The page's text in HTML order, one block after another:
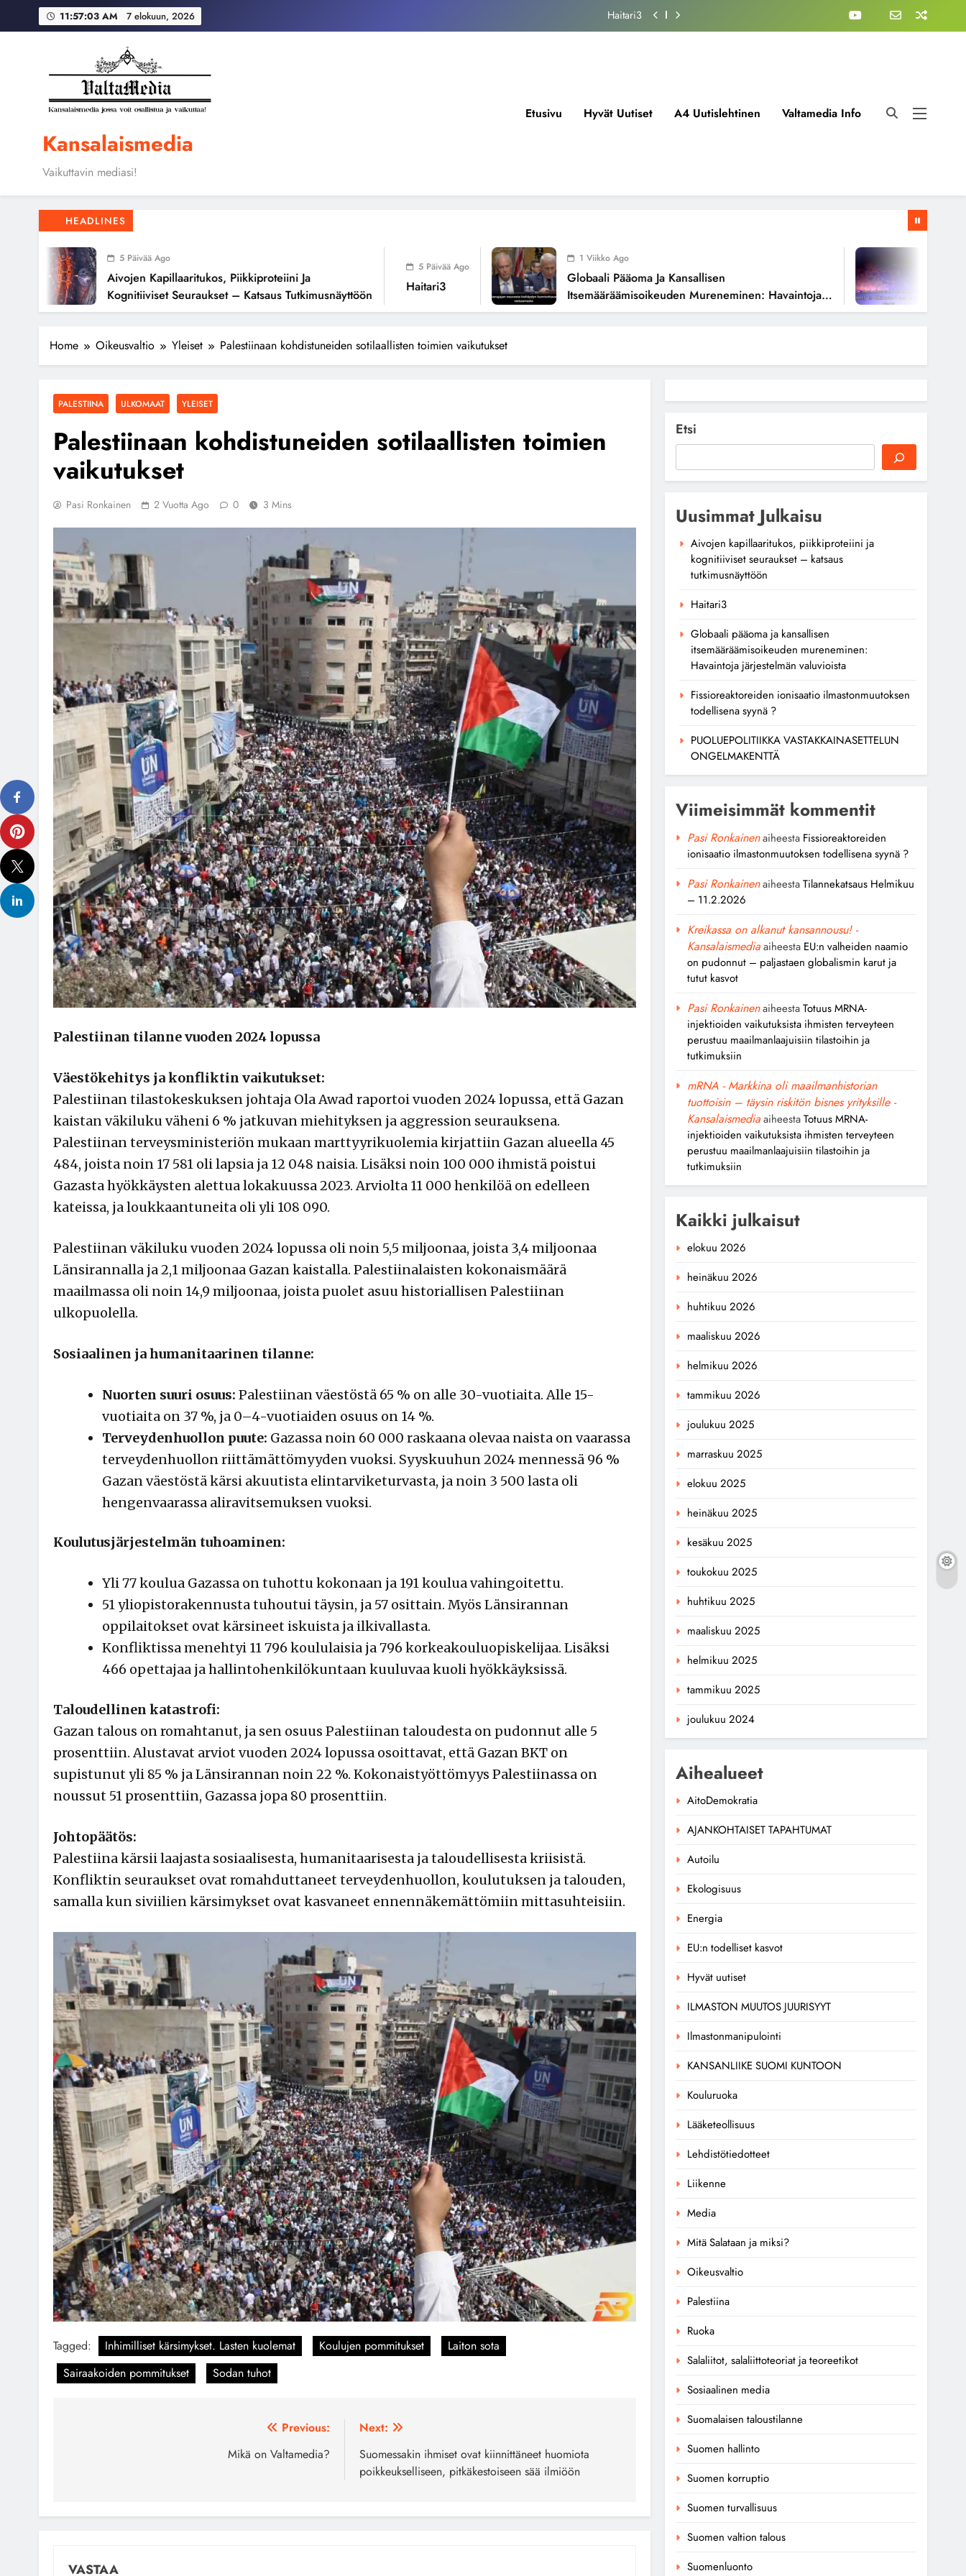
11:57:04 AM 7 elokuun, 2026 Globaali pääoma ja kansallisen itsemääräämisoikeuden mureneminen: Havaintoja järjestelmän
Haitari3
Kansalaismedia
Vaikuttavin mediasi!
Etusivu Hyvät Uutiset A4 Uutislehtinen Valtamedia Info
HEADLINES
5 Päivää Ago
Aivojen Kapillaaritukos, Piikkiproteiini Ja
Kognitiiviset Seuraukset – Katsaus Tutkimusnäyttöön
5 Päivää Ago
Haitari3
1 Viikko Ago
Globaali Pääoma Ja Kansallisen
Itsemääräämisoikeuden Mureneminen: Havaintoja
Järjestelmän Valuvioista
Todellisena
Home Oikeusvaltio Yleiset Palestiinaan kohdistuneiden sotilaallisten toimien vaikutukset
PALESTIINA ULKOMAAT YLEISET
Palestiinaan kohdistuneiden sotilaallisten toimien
vaikutukset
Pasi Ronkainen 2 Vuotta Ago 0 3 Mins
Palestiinan tilanne vuoden 2024 lopussa
Väestökehitys ja konfliktin vaikutukset:
Palestiinan tilastokeskuksen johtaja Ola Awad raportoi vuoden 2024 lopussa, että Gazan
kaistan väkiluku väheni 6 % jatkuvan miehityksen ja aggression seurauksena.
Palestiinan terveysministeriön mukaan marttyyrikuolemia kirjattiin Gazan alueella 45
484, joista noin 17 581 oli lapsia ja 12 048 naisia. Lisäksi noin 100 000 ihmistä poistui
Gazasta hyökkäysten alettua lokakuussa 2023. Arviolta 11 000 henkilöä on edelleen
kateissa, ja loukkaantuneita oli yli 108 090.
Palestiinan väkiluku vuoden 2024 lopussa oli noin 5,5 miljoonaa, joista 3,4 miljoonaa
Länsirannalla ja 2,1 miljoonaa Gazan kaistalla. Palestiinalaisten kokonaismäärä
maailmassa oli noin 14,9 miljoonaa, joista puolet asuu historiallisen Palestiinan
ulkopuolella.
Sosiaalinen ja humanitaarinen tilanne:
Nuorten suuri osuus: Palestiinan väestöstä 65 % on alle 30-vuotiaita. Alle 15-
vuotiaita on 37 %, ja 0–4-vuotiaiden osuus on 14 %.
Terveydenhuollon puute: Gazassa noin 60 000 raskaana olevaa naista on vaarassa
terveydenhuollon riittämättömyyden vuoksi. Syyskuuhun 2024 mennessä 96 %
Gazan väestöstä kärsi akuutista elintarviketurvasta, ja noin 3 500 lasta oli
hengenvaarassa aliravitsemuksen vuoksi.
Koulutusjärjestelmän tuhoaminen:
Yli 77 koulua Gazassa on tuhottu kokonaan ja 191 koulua vahingoitettu.
51 yliopistorakennusta tuhoutui täysin, ja 57 osittain. Myös Länsirannan
oppilaitokset ovat kärsineet iskuista ja ilkivallasta.
Konfliktissa menehtyi 11 796 koululaisia ja 796 korkeakouluopiskelijaa. Lisäksi
466 opettajaa ja hallintohenkilökuntaan kuuluvaa kuoli hyökkäyksissä.
Taloudellinen katastrofi:
Gazan talous on romahtanut, ja sen osuus Palestiinan taloudesta on pudonnut alle 5
prosenttiin. Alustavat arviot vuoden 2024 lopussa osoittavat, että Gazan BKT on
supistunut yli 85 % ja Länsirannan noin 22 %. Kokonaistyöttömyys Palestiinassa on
noussut 51 prosenttiin, Gazassa jopa 80 prosenttiin.
Johtopäätös:
Palestiina kärsii laajasta sosiaalisesta, humanitaarisesta ja taloudellisesta kriisistä.
Konfliktin seuraukset ovat romahduttaneet terveydenhuollon, koulutuksen ja talouden,
samalla kun siviilien kärsimykset ovat kasvaneet ennennäkemättömiin mittasuhteisiin.
Tagged: Inhimilliset kärsimykset. Lasten kuolemat Koulujen pommitukset
Laiton sota
Sairaakoiden pommitukset
Sodan tuhot
Previous:
Mikä on Valtamedia?
Next:
Suomessakin ihmiset ovat kiinnittäneet huomiota
poikkeukselliseen, pitkäkestoiseen sää ilmiöön
VASTAA
Etsi
Uusimmat Julkaisu
Aivojen kapillaaritukos, piikkiproteiini ja
kognitiiviset seuraukset – katsaus
tutkimusnäyttöön
Haitari3
Globaali pääoma ja kansallisen
itsemääräämisoikeuden mureneminen:
Havaintoja järjestelmän valuvioista
Fissioreaktoreiden ionisaatio ilmastonmuutoksen
todellisena syynä ?
PUOLUEPOLITIIKKA VASTAKKAINASETTELUN
ONGELMAKENTTÄ
Viimeisimmät kommentit
Pasi Ronkainenaiheesta Fissioreaktoreiden
ionisaatio ilmastonmuutoksen todellisena syynä ?
Pasi RonkainenaiheestaTilannekatsaus Helmikuu
– 11.2.2026
Kreikassa on alkanut kansannousu! -
Kansalaismediaaiheesta EU:n valheiden naamio
on pudonnut – paljastaen globalismin karut ja
tutut kasvot
Pasi RonkainenaiheestaTotuus MRNA-
injektioiden vaikutuksista ihmisten terveyteen
perustuu maailmanlaajuisiin tilastoihin ja
tutkimuksiin
mRNA - Markkina oli maailmanhistorian
tuottoisin – täysin riskitön bisnes yrityksille -
KansalaismediaaiheestaTotuus MRNA-
injektioiden vaikutuksista ihmisten terveyteen
perustuu maailmanlaajuisiin tilastoihin ja
tutkimuksiin
Kaikki julkaisut
elokuu 2026
heinäkuu 2026
huhtikuu 2026
maaliskuu 2026
helmikuu 2026
tammikuu 2026
joulukuu 2025
marraskuu 2025
elokuu 2025
heinäkuu 2025
kesäkuu 2025
toukokuu 2025
huhtikuu 2025
maaliskuu 2025
helmikuu 2025
tammikuu 2025
joulukuu 2024
Aihealueet
AitoDemokratia
AJANKOHTAISET TAPAHTUMAT
Autoilu
Ekologisuus
Energia
EU:n todelliset kasvot
Hyvät uutiset
ILMASTON MUUTOS JUURISYYT
Ilmastonmanipulointi
KANSANLIIKE SUOMI KUNTOON
Kouluruoka
Lääketeollisuus
Lehdistötiedotteet
Liikenne
Media
Mitä Salataan ja miksi?
Oikeusvaltio
Palestiina
Ruoka
Salaliitot, salaliittoteoriat ja teoreetikot
Sosiaalinen media
Suomalaisen taloustilanne
Suomen hallinto
Suomen korruptio
Suomen turvallisuus
Suomen valtion talous
Suomenluonto